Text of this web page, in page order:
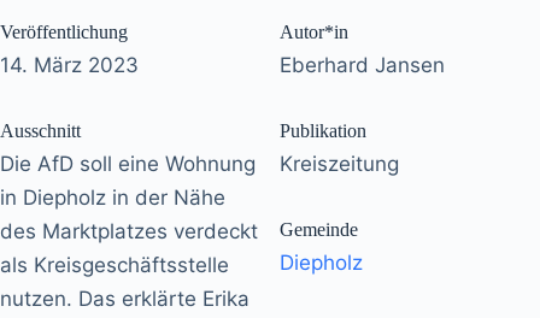
Veröffentlichung
14. März 2023
Ausschnitt
Die AfD soll eine Wohnung
in Diepholz in der Nähe
des Marktplatzes verdeckt
als Kreisgeschäftsstelle
nutzen. Das erklärte Erika
Autor*in
Eberhard Jansen
Publikation
Kreiszeitung
Gemeinde
Diepholz